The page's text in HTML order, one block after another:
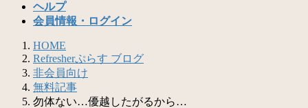
ヘルプ
会員情報・ログイン
HOME
Refresherぷらす ブログ
非会員向け
無料記事
勿体ない…優越したがるから…